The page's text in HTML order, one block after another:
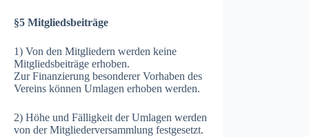
§5 Mitgliedsbeiträge
1) Von den Mitgliedern werden keine
Mitgliedsbeiträge erhoben.
Zur Finanzierung besonderer Vorhaben des
Vereins können Umlagen erhoben werden.
2) Höhe und Fälligkeit der Umlagen werden
von der Mitgliederversammlung festgesetzt.